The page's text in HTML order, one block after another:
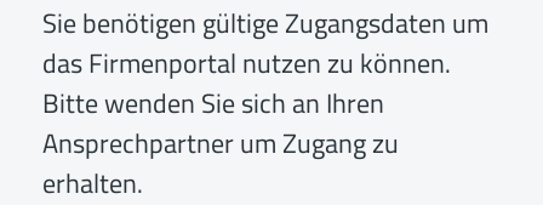
Sie benötigen gültige Zugangsdaten um
das Firmenportal nutzen zu können.
Bitte wenden Sie sich an Ihren
Ansprechpartner um Zugang zu
erhalten.